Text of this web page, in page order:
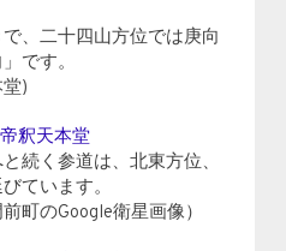
、二十四山方位では庚向
です。
)
続く参道は、北東方位、
ています。
町のGoogle衛星画像）